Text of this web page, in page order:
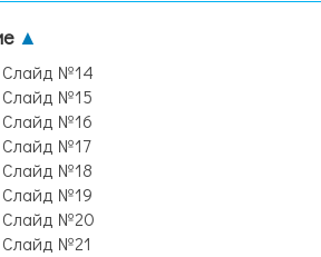
▲
Слайд №14
Слайд №15
Слайд №16
Слайд №17
Слайд №18
Слайд №19
Слайд №20
Слайд №21